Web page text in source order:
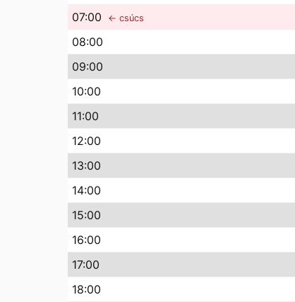
07:00 ← csúcs
08:00
09:00
10:00
11:00
12:00
13:00
14:00
15:00
16:00
17:00
18:00